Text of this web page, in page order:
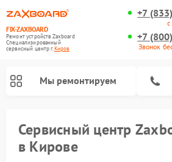
FIX-ZAXBOARD
Ремонт устройств Zaxboard
Специализированный
cервисный центр г.Киров
+7
+7
Звонок
Мы ремонтируем
Сервисный центр
в Кирове